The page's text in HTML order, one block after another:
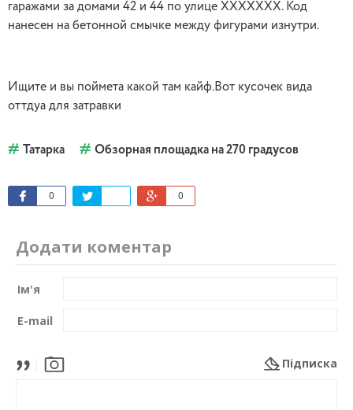
гаражами за домами 42 и 44 по улице XXXXXXX. Код
нанесен на бетонной смычке между фигурами изнутри.
Ищите и вы поймета какой там кайф.Вот кусочек вида
оттдуа для затравки
Татарка Обзорная площадка на 270 градусов
0 0
Додати коментар
Ім'я
E-mail
Підписка